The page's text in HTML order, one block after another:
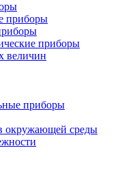
приборы
приборы
величин
приборы
окружающей среды